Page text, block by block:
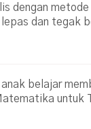
dengan
dan tegak
belajar
untuk